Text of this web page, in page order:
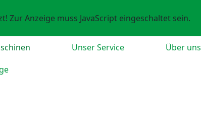
Zur Anzeige muss JavaScript eingeschaltet sein.
Unser Service
Über uns